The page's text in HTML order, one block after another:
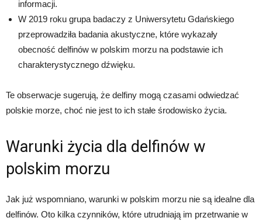
informacji.
W 2019 roku grupa badaczy z Uniwersytetu Gdańskiego
przeprowadziła badania akustyczne, które wykazały
obecność delfinów w polskim morzu na podstawie ich
charakterystycznego dźwięku.
Te obserwacje sugerują, że delfiny mogą czasami odwiedzać
polskie morze, choć nie jest to ich stałe środowisko życia.
Warunki życia dla delfinów w
polskim morzu
Jak już wspomniano, warunki w polskim morzu nie są idealne dla
delfinów. Oto kilka czynników, które utrudniają im przetrwanie w